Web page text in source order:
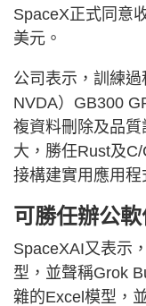
SpaceX正式同意
美元。
公司表示，訓練過
NVDA）GB300
複資料刪除及品
大，勝任Rust及
接構建實用應用程
可勝任辦公
SpaceXAI又表示
型，並聲稱Grok
雜的Excel模型，